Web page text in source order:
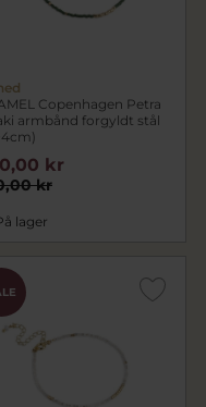
Copenhagen Petra
armbånd forgyldt stål
kr
kr
lager